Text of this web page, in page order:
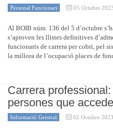
Personal Funcionari 05 Octubre 2023
Al BOIB núm. 136 del 5 d’octubre
s’aproven les llistes definitives
funcionaris de carrera per cobri, pel
la millora de l’ocupació places de
Carrera
persones que
Informació General 02 Octubre 2023